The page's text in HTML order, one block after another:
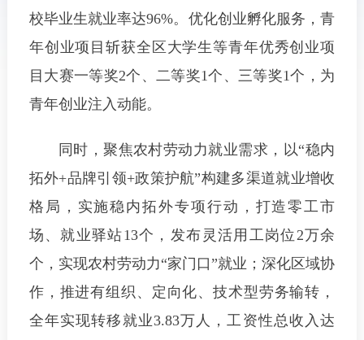
校毕业生就业率达96%。优化创业孵化服务，青
年创业项目斩获全区大学生等青年优秀创业项
目大赛一等奖2个、二等奖1个、三等奖1个，为
青年创业注入动能。
同时，聚焦农村劳动力就业需求，以“稳内
拓外+品牌引领+政策护航”构建多渠道就业增收
格局，实施稳内拓外专项行动，打造零工市
场、就业驿站13个，发布灵活用工岗位2万余
个，实现农村劳动力“家门口”就业；深化区域协
作，推进有组织、定向化、技术型劳务输转，
全年实现转移就业3.83万人，工资性总收入达